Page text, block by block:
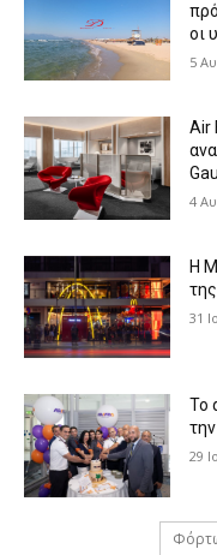
οι
5
Air
4
Η
31
Το
29